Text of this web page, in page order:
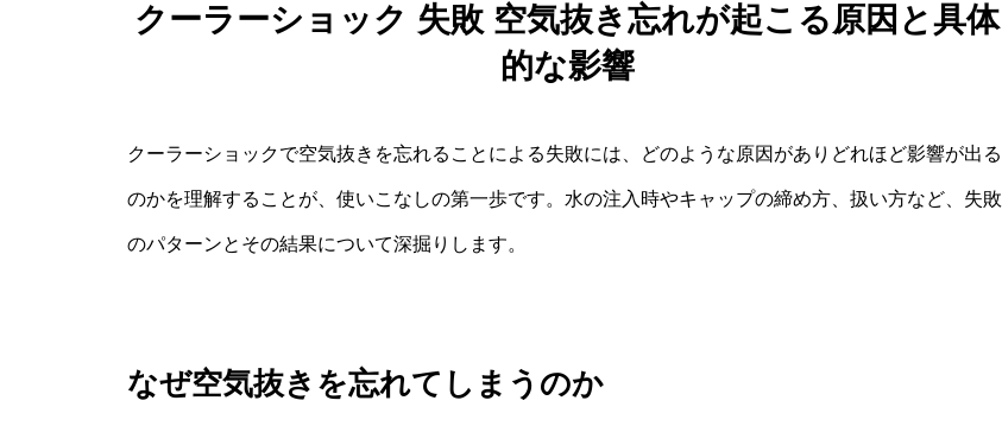
クーラーショック 失敗 空気抜き忘れが起こる原因と具体
的な影響
クーラーショックで空気抜きを忘れることによる失敗には、どのような原因がありどれほど影響が出る
のかを理解することが、使いこなしの第一歩です。水の注入時やキャップの締め方、扱い方など、失敗
のパターンとその結果について深掘りします。
なぜ空気抜きを忘れてしまうのか